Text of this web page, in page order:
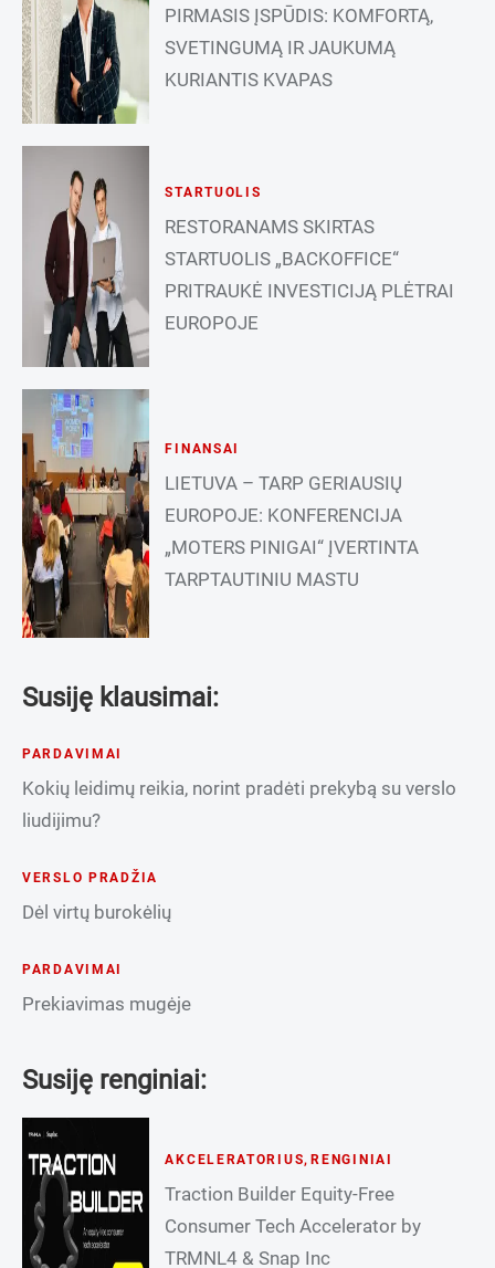
PIRMASIS ĮSPŪDIS: KOMFORTĄ,
SVETINGUMĄ IR JAUKUMĄ
KURIANTIS KVAPAS
STARTUOLIS
RESTORANAMS SKIRTAS
STARTUOLIS „BACKOFFICE“
PRITRAUKĖ INVESTICIJĄ PLĖTRAI
EUROPOJE
FINANSAI
LIETUVA – TARP GERIAUSIŲ
EUROPOJE: KONFERENCIJA
„MOTERS PINIGAI“ ĮVERTINTA
TARPTAUTINIU MASTU
Susiję klausimai:
PARDAVIMAI
Kokių leidimų reikia, norint pradėti prekybą su verslo
liudijimu?
VERSLO PRADŽIA
Dėl virtų burokėlių
PARDAVIMAI
Prekiavimas mugėje
Susiję renginiai:
AKCELERATORIUS, RENGINIAI
Traction Builder Equity-Free
Consumer Tech Accelerator by
TRMNL4 & Snap Inc